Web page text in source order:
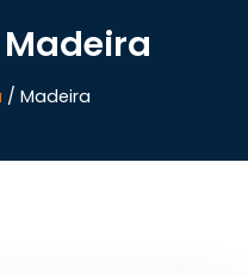
/ Madeira